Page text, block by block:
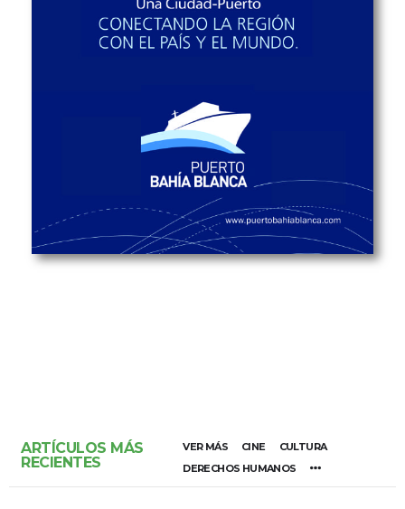
ARTÍCULOS MÁS
RECIENTES
VER MÁS CINE
CULTURA
DERECHOS HUMANOS